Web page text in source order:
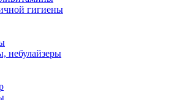
гигиены
небулайзеры